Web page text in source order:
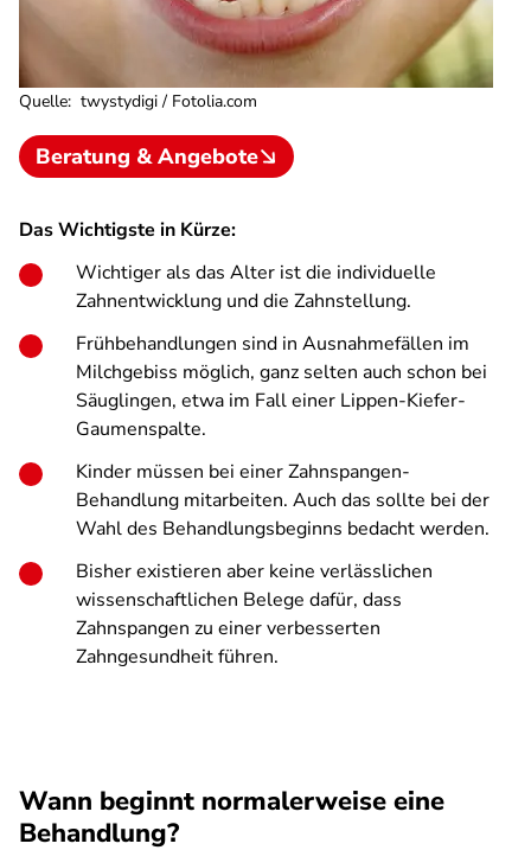
Quelle: twystydigi / Fotolia.com
Beratung & Angebote
Das Wichtigste in Kürze:
Wichtiger als das Alter ist die individuelle
Zahnentwicklung und die Zahnstellung.
Frühbehandlungen sind in Ausnahmefällen im
Milchgebiss möglich, ganz selten auch schon bei
Säuglingen, etwa im Fall einer Lippen-Kiefer-
Gaumenspalte.
Kinder müssen bei einer Zahnspangen-
Behandlung mitarbeiten. Auch das sollte bei der
Wahl des Behandlungsbeginns bedacht werden.
Bisher existieren aber keine verlässlichen
wissenschaftlichen Belege dafür, dass
Zahnspangen zu einer verbesserten
Zahngesundheit führen.
Wann beginnt normalerweise eine
Behandlung?